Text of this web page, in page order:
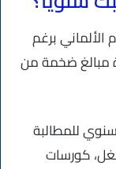
الألماني برغم
مبالغ ضخمة من
للمطالبة
كورسات